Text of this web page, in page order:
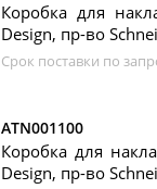
Коробка для
Design, пр-во
Срок поставки по
ATN001100
Коробка для
Design, пр-во